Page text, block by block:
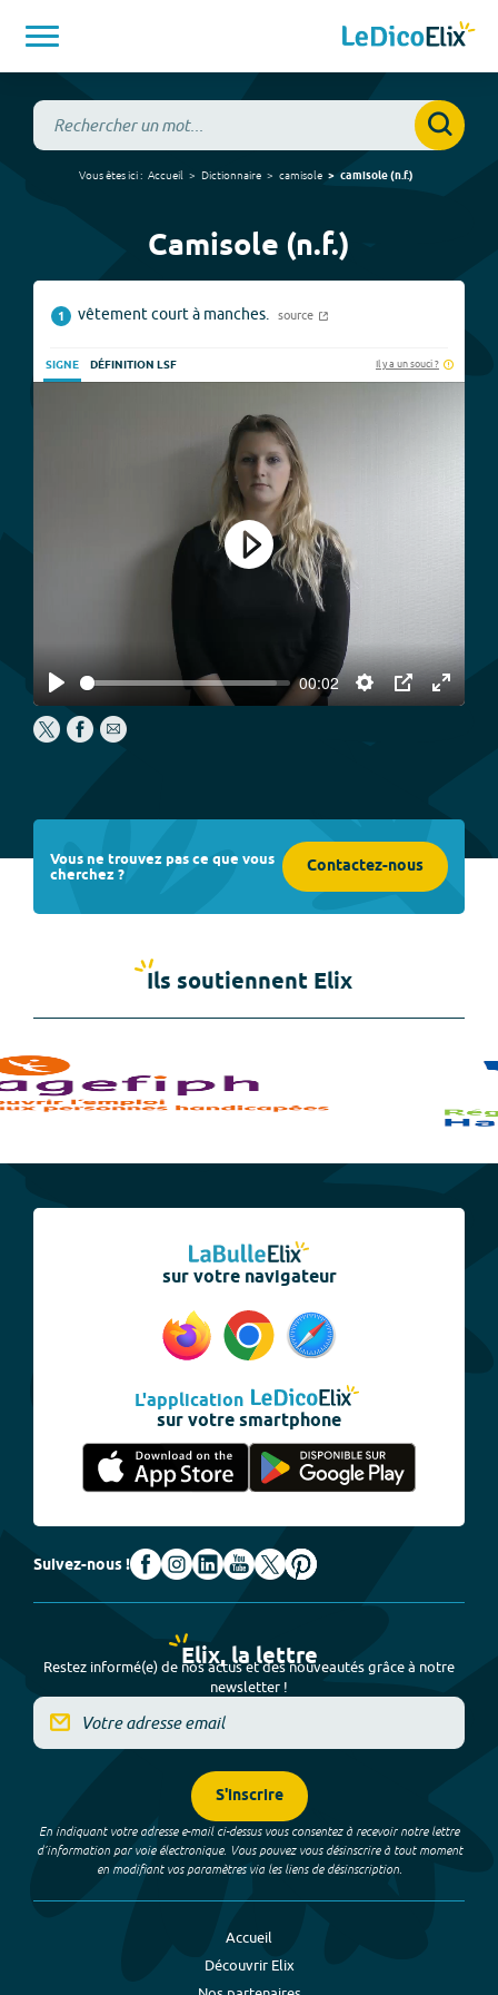
Vous êtes ici : Accueil Dictionnaire camisole camisole(n.f.)
Camisole (n.f.)
1 vêtement court à manches. source
SIGNE DÉFINITION LSF Il y a un souci ?
Play
00:02
Settings
PIP
Enter
Play
Vous ne trouvez pas ce que vous
cherchez ? Contactez-nous
Ils soutiennent Elix
sur votre navigateur
L'application
sur votre smartphone
Suivez-nous !
Elix, la lettre
Restez informé(e) de nos actus et des nouveautés grâce à notre
newsletter !
S'inscrire
En indiquant votre adresse e-mail ci-dessus vous consentez à recevoir notre lettre
d’information par voie électronique. Vous pouvez vous désinscrire à tout moment
en modifiant vos paramètres via les liens de désinscription.
Accueil
Découvrir Elix